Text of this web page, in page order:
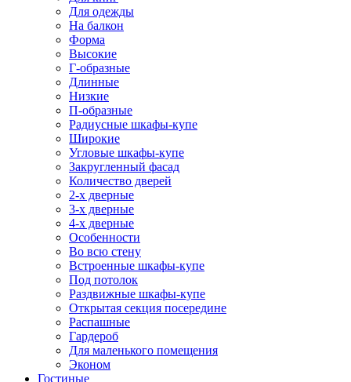
Для одежды
На балкон
Форма
Высокие
Г-образные
Длинные
Низкие
П-образные
Радиусные шкафы-купе
Широкие
Угловые шкафы-купе
Закругленный фасад
Количество дверей
2-х дверные
3-х дверные
4-х дверные
Особенности
Во всю стену
Встроенные шкафы-купе
Под потолок
Раздвижные шкафы-купе
Открытая секция посередине
Распашные
Гардероб
Для маленького помещения
Эконом
Гостиные